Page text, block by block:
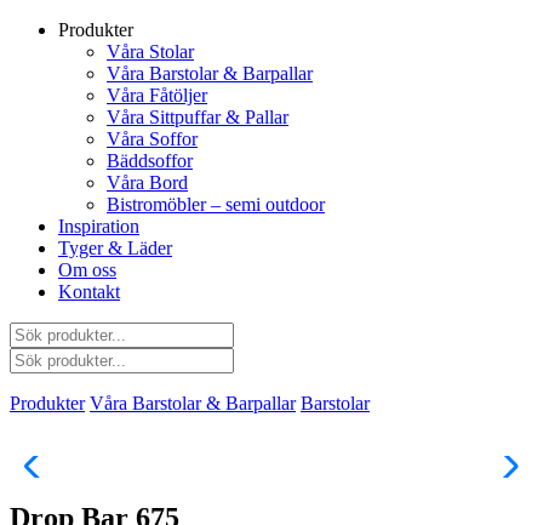
Produkter
Våra Stolar
Våra Barstolar & Barpallar
Våra Fåtöljer
Våra Sittpuffar & Pallar
Våra Soffor
Bäddsoffor
Våra Bord
Bistromöbler – semi outdoor
Inspiration
Tyger & Läder
Om oss
Kontakt
Produkter Våra Barstolar & Barpallar Barstolar
Drop Bar 675